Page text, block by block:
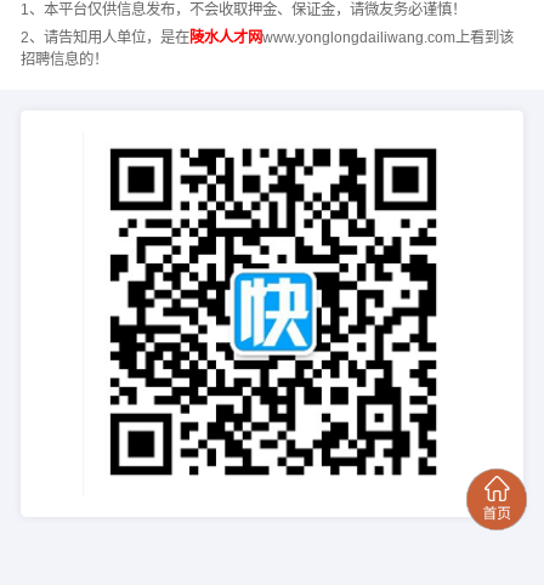
1、本平台仅供信息发布，不会收取押金、保证金，请微友务必谨慎！
2、请告知用人单位，是在陵水人才网www.yonglongdailiwang.com上看到该
招聘信息的！